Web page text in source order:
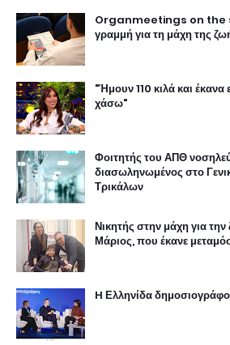
Organmeetings on the
γραμμή για τη μάχη της
"Ήμουν 110 κιλά και
χάσω"
Φοιτητής του ΑΠΘ
διασωληνωμένος στο
Τρικάλων
Νικητής στην μάχη για
Μάριος, που έκανε
H Ελληνίδα